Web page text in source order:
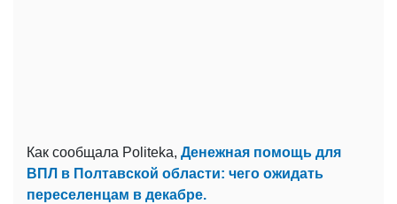
Как сообщала Politeka, Денежная помощь для
ВПЛ в Полтавской области: чего ожидать
переселенцам в декабре.